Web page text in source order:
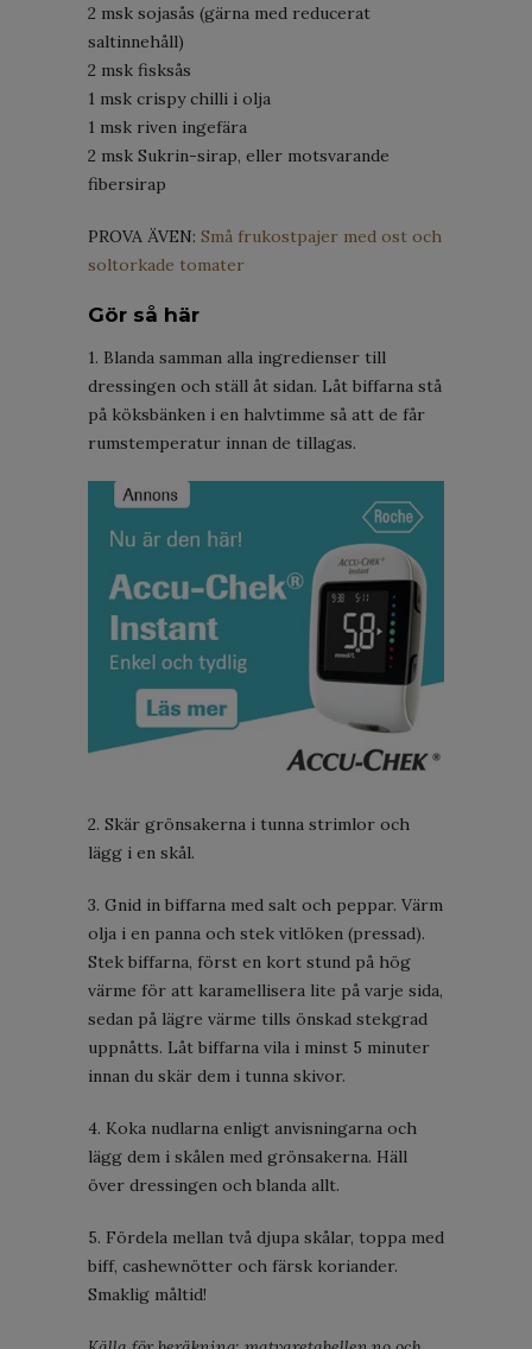
2 msk sojasås (gärna med reducerat
saltinnehåll)
2 msk fisksås
1 msk crispy chilli i olja
1 msk riven ingefära
2 msk Sukrin-sirap, eller motsvarande
fibersirap
PROVA ÄVEN: Små frukostpajer med ost och
soltorkade tomater
Gör så här
1. Blanda samman alla ingredienser till
dressingen och ställ åt sidan. Låt biffarna stå
på köksbänken i en halvtimme så att de får
rumstemperatur innan de tillagas.
2. Skär grönsakerna i tunna strimlor och
lägg i en skål.
3. Gnid in biffarna med salt och peppar. Värm
olja i en panna och stek vitlöken (pressad).
Stek biffarna, först en kort stund på hög
värme för att karamellisera lite på varje sida,
sedan på lägre värme tills önskad stekgrad
uppnåtts. Låt biffarna vila i minst 5 minuter
innan du skär dem i tunna skivor.
4. Koka nudlarna enligt anvisningarna och
lägg dem i skålen med grönsakerna. Häll
över dressingen och blanda allt.
5. Fördela mellan två djupa skålar, toppa med
biff, cashewnötter och färsk koriander.
Smaklig måltid!